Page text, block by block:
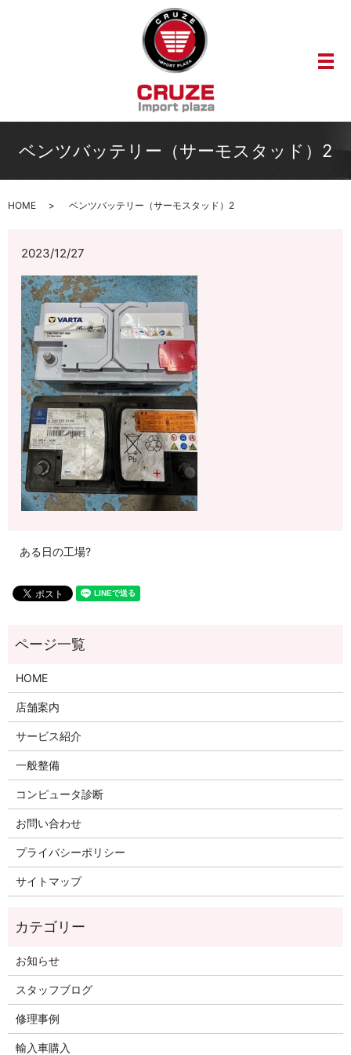
メ
ベンツバッテリー（サーモスタッド）2
HOME ベンツバッテリー（サーモスタッド）2
2023/12/27
ある日の工場?
HOME
店舗案内
サービス紹介
一般整備
コンピュータ診断
お問い合わせ
プライバシーポリシー
サイトマップ
お知らせ
スタッフブログ
修理事例
輸入車購入